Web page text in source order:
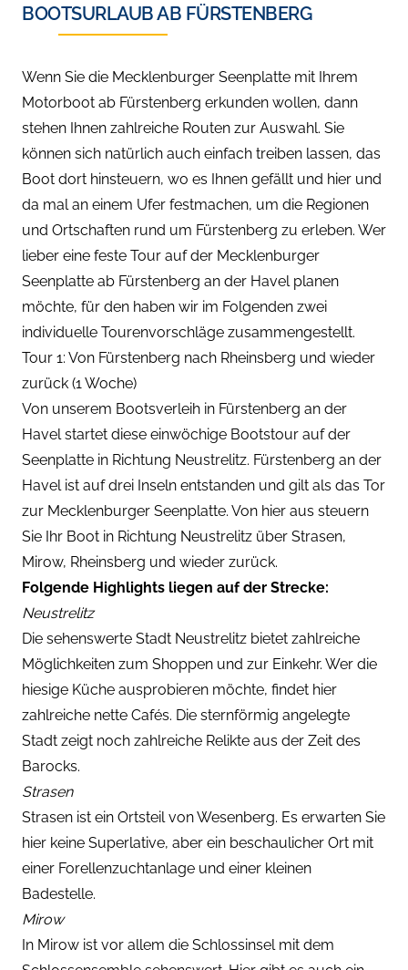
BOOTSURLAUB AB FÜRSTENBERG
Wenn Sie die Mecklenburger Seenplatte mit Ihrem
Motorboot ab Fürstenberg erkunden wollen, dann
stehen Ihnen zahlreiche Routen zur Auswahl. Sie
können sich natürlich auch einfach treiben lassen, das
Boot dort hinsteuern, wo es Ihnen gefällt und hier und
da mal an einem Ufer festmachen, um die Regionen
und Ortschaften rund um Fürstenberg zu erleben. Wer
lieber eine feste Tour auf der Mecklenburger
Seenplatte ab Fürstenberg an der Havel planen
möchte, für den haben wir im Folgenden zwei
individuelle Tourenvorschläge zusammengestellt.
Tour 1: Von Fürstenberg nach Rheinsberg und wieder
zurück (1 Woche)
Von unserem Bootsverleih in Fürstenberg an der
Havel startet diese einwöchige Bootstour auf der
Seenplatte in Richtung Neustrelitz. Fürstenberg an der
Havel ist auf drei Inseln entstanden und gilt als das Tor
zur Mecklenburger Seenplatte. Von hier aus steuern
Sie Ihr Boot in Richtung Neustrelitz über Strasen,
Mirow, Rheinsberg und wieder zurück.
Folgende Highlights liegen auf der Strecke:
Neustrelitz
Die sehenswerte Stadt Neustrelitz bietet zahlreiche
Möglichkeiten zum Shoppen und zur Einkehr. Wer die
hiesige Küche ausprobieren möchte, findet hier
zahlreiche nette Cafés. Die sternförmig angelegte
Stadt zeigt noch zahlreiche Relikte aus der Zeit des
Barocks.
Strasen
Strasen ist ein Ortsteil von Wesenberg. Es erwarten Sie
hier keine Superlative, aber ein beschaulicher Ort mit
einer Forellenzuchtanlage und einer kleinen
Badestelle.
Mirow
In Mirow ist vor allem die Schlossinsel mit dem